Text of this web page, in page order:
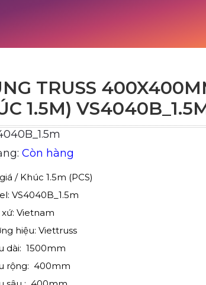
TRUSS
1.5M)
Còn hàng
/ Khúc 1.5m (PCS)
VS4040B_1.5m
Vietnam
hiệu: Viettruss
dài: 1500mm
rộng: 400mm